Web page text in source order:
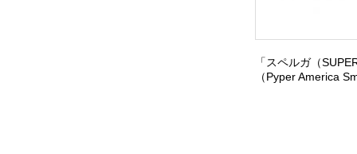
「スペルガ（
（Pyper America